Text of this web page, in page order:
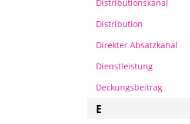
Distributionskanal
Distribution
Direkter Absatzkanal
Dienstleistung
Deckungsbeitrag
E